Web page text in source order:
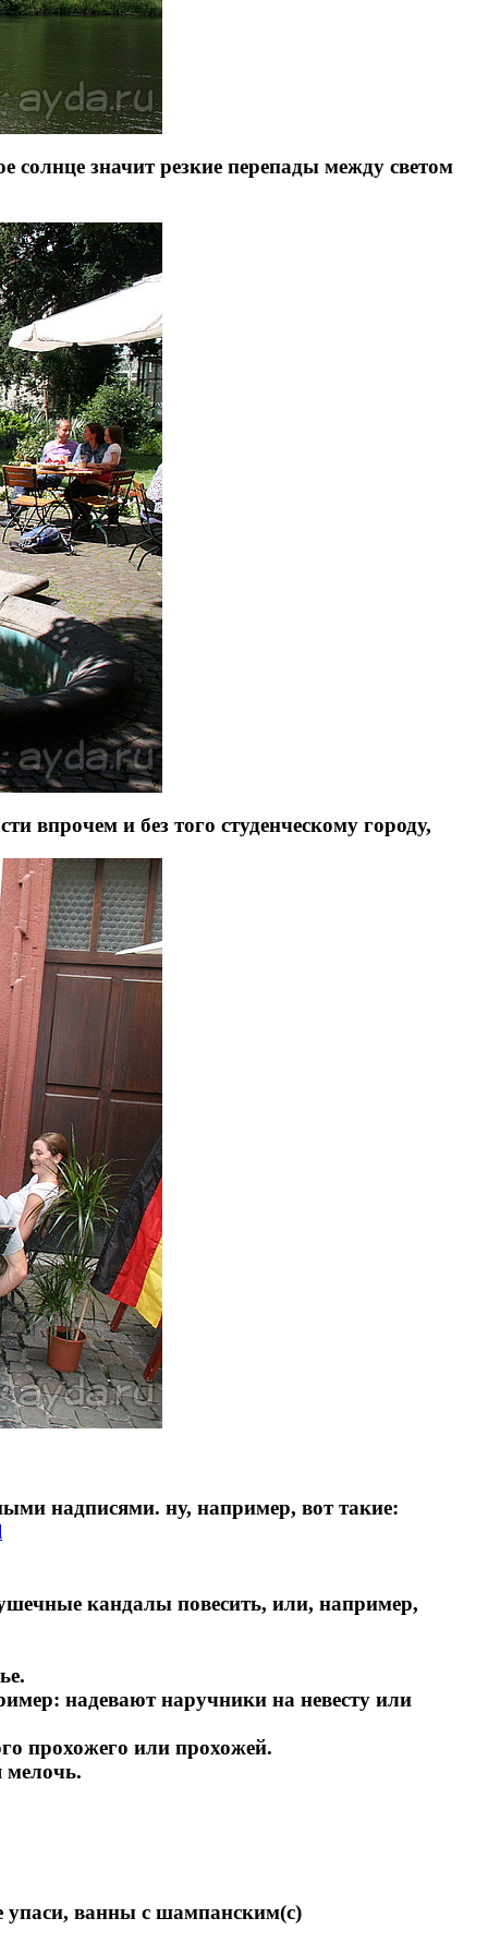
солнце значит резкие перепады между светом
впрочем и без того студенческому городу,
надписями. ну, например, вот такие:
кандалы повесить, или, например,
надевают наручники на невесту или
прохожего или прохожей.
мелочь.
упаси, ванны с шампанским(c)